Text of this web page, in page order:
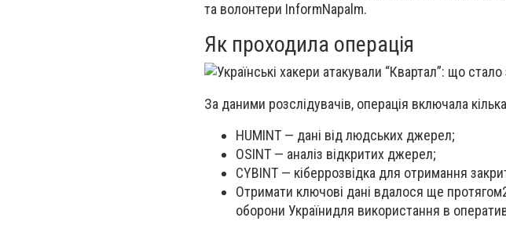
та волонтери InformNapalm.
Як проходила операція
За даними розслідувачів, операція включала
HUMINT — дані від людських джерел;
OSINT — аналіз відкритих джерел;
CYBINT — кіберрозвідка для отримання
Отримати ключові дані вдалося ще
оборони Українидля використання в